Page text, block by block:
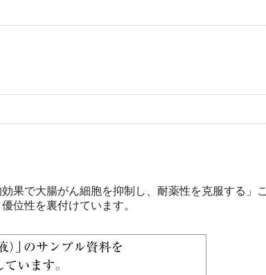
果で大腸がん細胞を抑制し、耐薬性を克服する」こ
位性を裏付けています。